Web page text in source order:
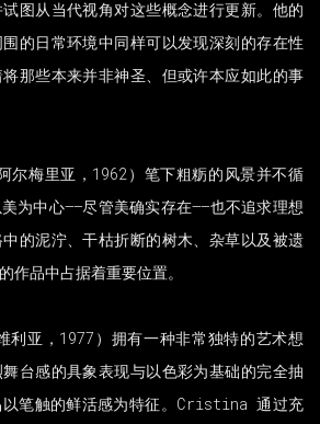
图从当代视角对这些概念进行更新。他的
的日常环境中同样可以发现深刻的存在性
那些本来并非神圣、但或许本应如此的事
梅里亚，1962）笔下粗粝的风景并不循
为中心——尽管美确实存在——也不追求理想
的泥泞、干枯折断的树木、杂草以及被遗
作品中占据着重要位置。
亚，1977）拥有一种非常独特的艺术想
台感的具象表现与以色彩为基础的完全抽
以笔触的鲜活感为特征。Cristina 通过充